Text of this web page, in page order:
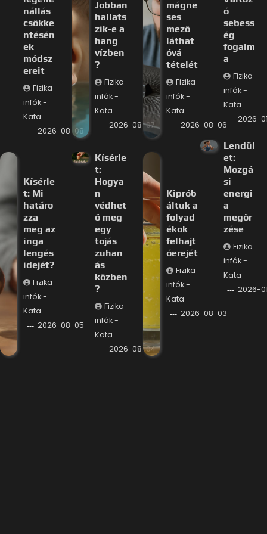
nállás
csökke
ntésén
ek
módsz
ereit
Fizika
infók -
Kata
2026-08-08
Jobban
hallats
zik-e a
hang
vízben
?
Fizika
infók -
Kata
2026-08-07
mágne
ses
mező
láthat
óvá
tételét
Fizika
infók -
Kata
2026-08-06
Kísérle
t: Mi
határo
zza
meg az
inga
lengés
idejét?
Fizika
infók -
Kata
2026-08-05
Kísérle
t:
Hogya
n
védhet
ő meg
egy
tojás
zuhan
ás
közben
?
Fizika
infók -
Kata
2026-08-04
Kiprób
áltuk a
folyad
ékok
felhajt
óerejét
Fizika
infók -
Kata
2026-08-03
ó
sebess
ég
fogalm
a
Fizika
infók -
Kata
2026-
Lendül
et:
Mozgá
si
energi
a
megőr
zése
Fizika
infók -
Kata
2026-